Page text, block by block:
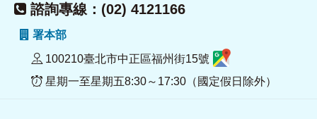
諮詢專線：(02) 4121166
署本部
100210臺北市中正區福州街15號
星期一至星期五8:30～17:30（國定假日除外）